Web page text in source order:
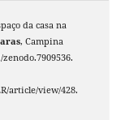
da casa na
, Campina
article/view/428.